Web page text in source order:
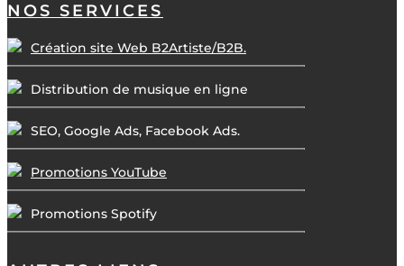
NOS SERVICES
Création site Web B2Artiste/B2B.
Distribution de musique en ligne
SEO, Google Ads, Facebook Ads.
Promotions YouTube
Promotions Spotify